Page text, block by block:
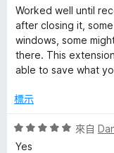
，
滿
分
5
分
價
3
分
，
滿
5
Worked well until
after closing it,
windows, some
there. This
able to save what
標示
評
價
來自
Yes